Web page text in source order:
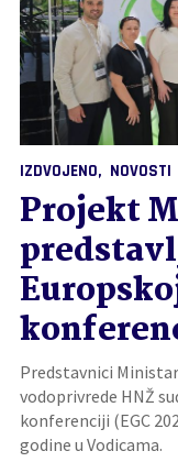
IZDVOJENO NOVOSTI
Projekt
Predstavnici
vodoprivrede HNŽ
konferenciji (EGC
godine u Vodicama.